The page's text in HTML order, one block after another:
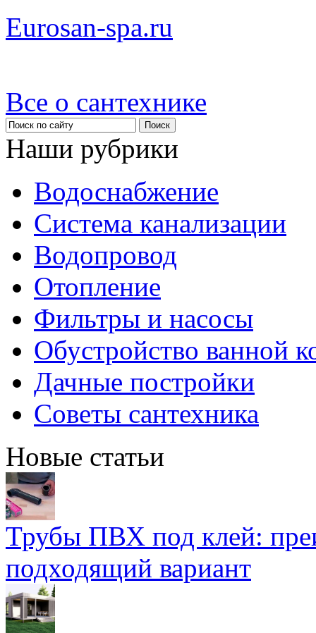
Eurosan-spa.ru
Все о сантехнике
Наши рубрики
Водоснабжение
Система канализации
Водопровод
Отопление
Фильтры и насосы
Обустройство ванной
Дачные постройки
Советы сантехника
Новые статьи
Трубы ПВХ под клей:
подходящий вариант